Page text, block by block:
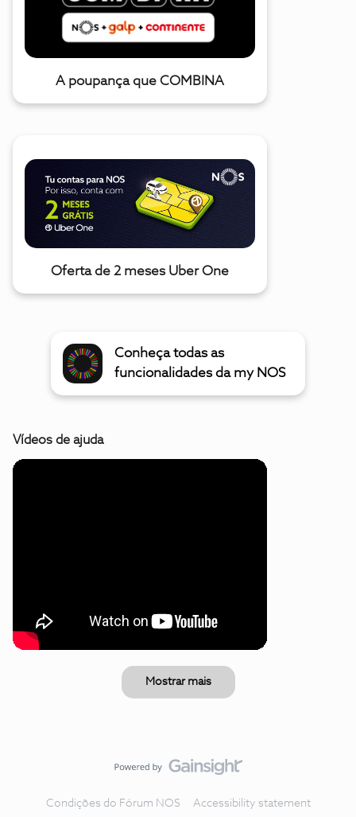
A poupança que COMBINA
Oferta de 2 meses Uber One
Conheça todas as
funcionalidades da my NOS
Vídeos de ajuda
Mostrar mais
Condições do Fórum NOS Accessibility statement